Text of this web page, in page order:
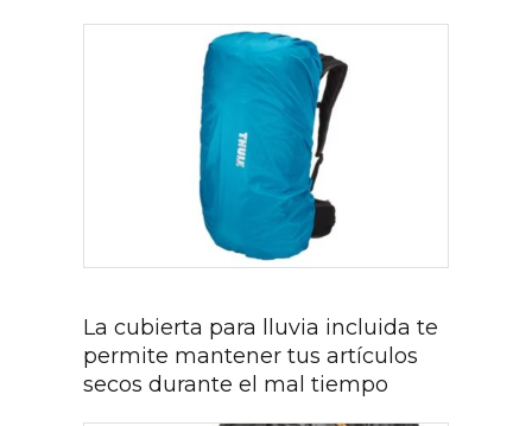
La cubierta para lluvia incluida te
permite mantener tus artículos
secos durante el mal tiempo